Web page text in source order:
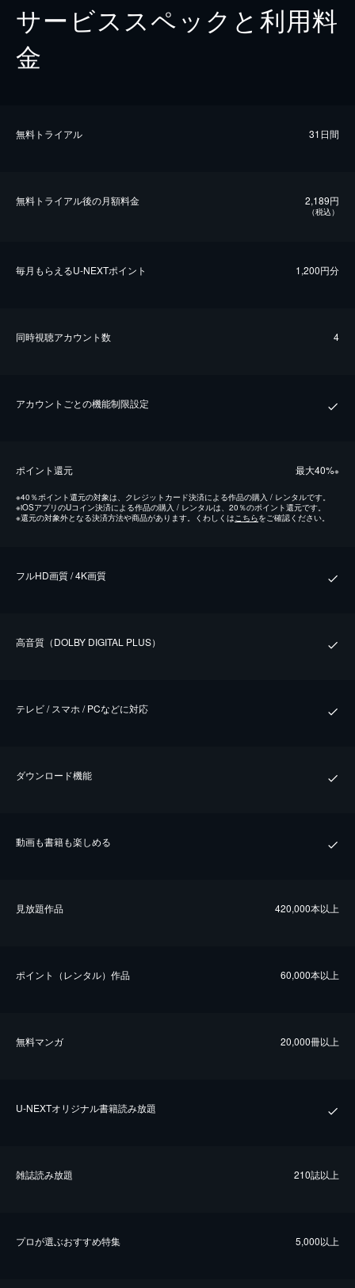
サービススペックと利用料
金
無料トライアル 31日間
無料トライアル後の⽉額料金 2,189円
（税込）
毎⽉もらえるU-NEXTポイント 1,200円分
同時視聴アカウント数 4
アカウントごとの機能制限設定
ポイント還元 最⼤40%※
※40％ポイント還元の対象は、クレジットカード決済による作品の購入 / レンタルです。
※iOSアプリのUコイン決済による作品の購入 / レンタルは、20％のポイント還元です。
※還元の対象外となる決済方法や商品があります。くわしくはこちらをご確認ください。
フルHD画質 / 4K画質
⾼⾳質（DOLBY DIGITAL PLUS）
テレビ / スマホ / PCなどに対応
ダウンロード機能
動画も書籍も楽しめる
⾒放題作品 420,000本以上
ポイント（レンタル）作品 60,000本以上
無料マンガ 20,000冊以上
U-NEXTオリジナル書籍読み放題
雑誌読み放題 210誌以上
プロが選ぶおすすめ特集 5,000以上